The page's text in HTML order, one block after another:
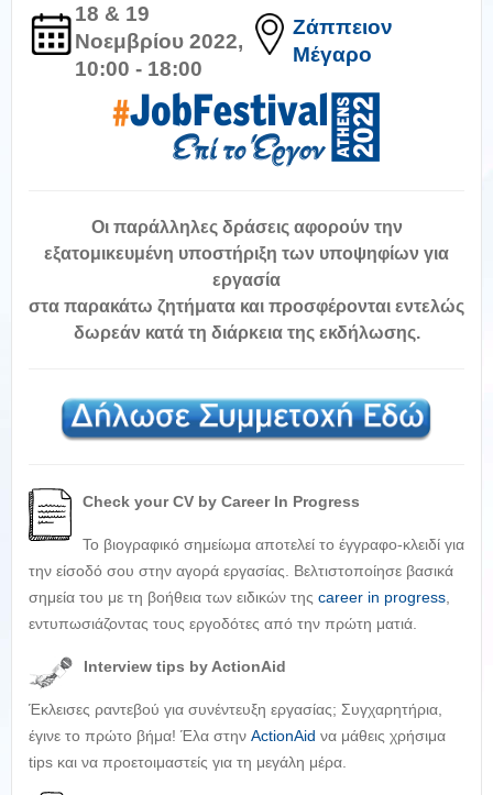
18 & 19
Νοεμβρίου 2022,
10:00 - 18:00
Ζάππειον
Μέγαρο
Οι παράλληλες δράσεις αφορούν την
εξατομικευμένη υποστήριξη των υποψηφίων για
εργασία
στα παρακάτω ζητήματα και προσφέρονται εντελώς
δωρεάν κατά τη διάρκεια της εκδήλωσης.
Check your CV by Career In Progress
Το βιογραφικό σημείωμα αποτελεί το έγγραφο-κλειδί για
την είσοδό σου στην αγορά εργασίας. Βελτιστοποίησε βασικά
σημεία του με τη βοήθεια των ειδικών της career in progress
εντυπωσιάζοντας τους εργοδότες από την πρώτη ματιά.
Interview tips by ActionAid
Έκλεισες ραντεβού για συνέντευξη εργασίας; Συγχαρητήρια,
έγινε το πρώτο βήμα! Έλα στην ActionAid να μάθεις χρήσιμα
tips και να προετοιμαστείς για τη μεγάλη μέρα.